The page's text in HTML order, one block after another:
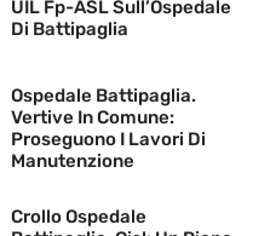
UIL Fp-ASL Sull’Ospedale
Di Battipaglia
Ospedale Battipaglia.
Vertive In Comune:
Proseguono I Lavori Di
Manutenzione
Crollo Ospedale